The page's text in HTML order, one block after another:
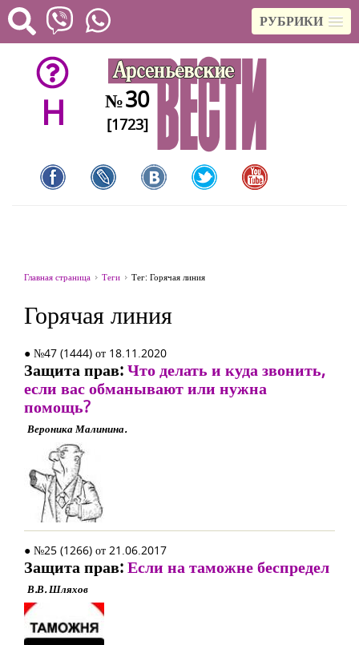
РУБРИКИ
H №30
[1723]
Главная страница Теги Тег: Горячая линия
Горячая линия
● №47 (1444) от 18.11.2020
Защита прав:Что делать и куда звонить,
если вас обманывают или нужна
помощь?
Вероника Малинина.
● №25 (1266) от 21.06.2017
Защита прав:Если на таможне беспредел
В.В. Шляхов